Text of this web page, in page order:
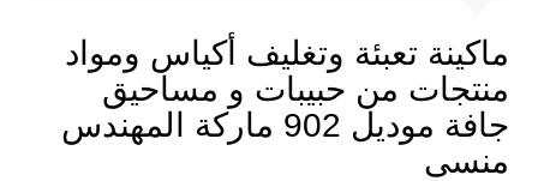
ماكينة تعبئة وتغليف أكياس ومواد
منتجات من حبيبات و مساحيق
جافة موديل 902 ماركة المهندس
منسى